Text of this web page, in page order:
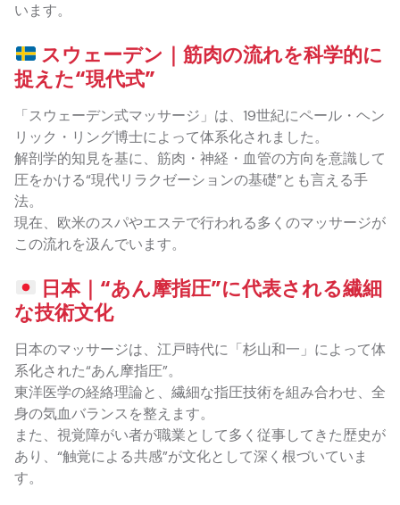
います。
スウェーデン｜筋肉の流れを科学的に
捉えた“現代式”
「スウェーデン式マッサージ」は、19世紀にペール・ヘン
リック・リング博士によって体系化されました。
解剖学的知見を基に、筋肉・神経・血管の方向を意識して
圧をかける“現代リラクゼーションの基礎”とも言える手
法。
現在、欧米のスパやエステで行われる多くのマッサージが
この流れを汲んでいます。
日本｜“あん摩指圧”に代表される繊細
な技術文化
日本のマッサージは、江戸時代に「杉山和一」によって体
系化された“あん摩指圧”。
東洋医学の経絡理論と、繊細な指圧技術を組み合わせ、全
身の気血バランスを整えます。
また、視覚障がい者が職業として多く従事してきた歴史が
あり、“触覚による共感”が文化として深く根づいていま
す。